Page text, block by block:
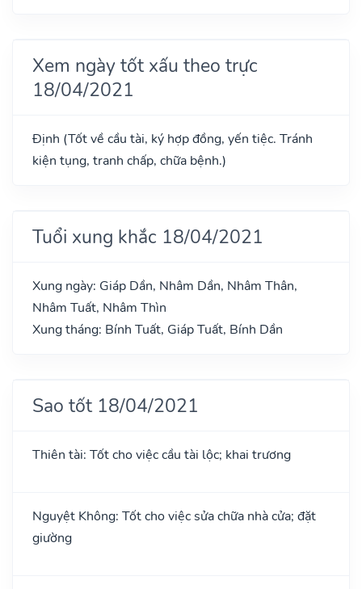
Xem ngày tốt xấu theo trực
18/04/2021
Định (Tốt về cầu tài, ký hợp đồng, yến tiệc. Tránh
kiện tụng, tranh chấp, chữa bệnh.)
Tuổi xung khắc 18/04/2021
Xung ngày: Giáp Dần, Nhâm Dần, Nhâm Thân,
Nhâm Tuất, Nhâm Thìn
Xung tháng: Bính Tuất, Giáp Tuất, Bính Dần
Sao tốt 18/04/2021
Thiên tài: Tốt cho việc cầu tài lộc; khai trương
Nguyệt Không: Tốt cho việc sửa chữa nhà cửa; đặt
giường